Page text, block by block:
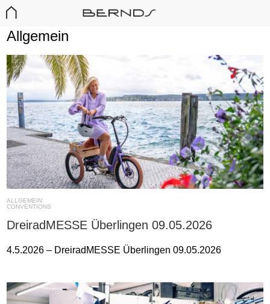
Allgemein
ALLGEMEIN
CONVENTIONS
DreiradMESSE Überlingen 09.05.2026
4.5.2026 – DreiradMESSE Überlingen 09.05.2026